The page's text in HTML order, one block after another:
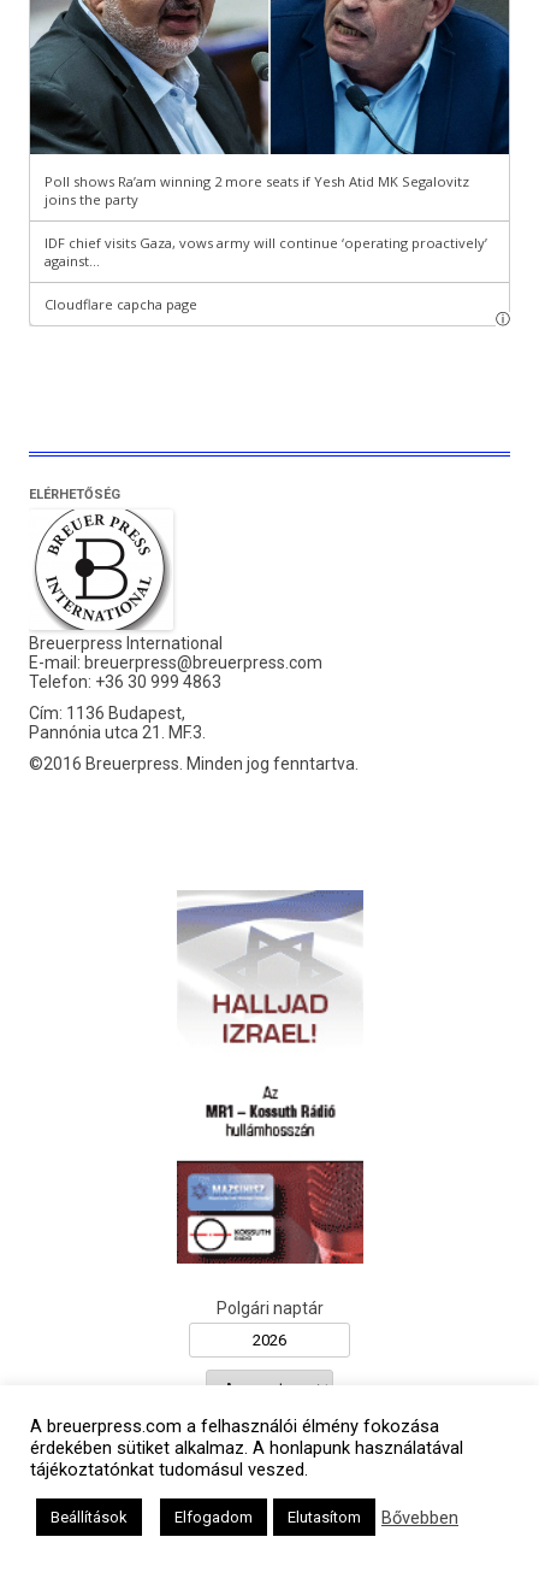
ELÉRHETŐSÉG
Breuerpress International
E-mail: breuerpress@breuerpress.com
Telefon: +36 30 999 4863
Cím: 1136 Budapest,
Pannónia utca 21. MF.3.
©2016 Breuerpress. Minden jog fenntartva.
Polgári naptár
Héber naptár
A breuerpress.com a felhasználói élmény fokozása
érdekében sütiket alkalmaz. A honlapunk használatával
tájékoztatónkat tudomásul veszed.
Beállítások Elfogadom Elutasítom Bővebben